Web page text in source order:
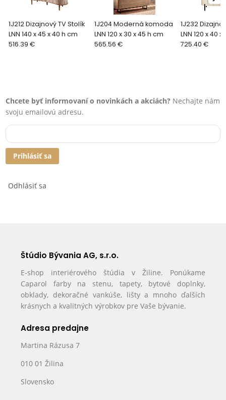
1J212 Dizajnový TV Stolík
LNN 140 x 45 x 40 h cm
516.39 €
1J204 Moderná komoda
LNN 120 x 30 x 45 h cm
565.56 €
1J232
LNN 120 x 40
725.40 €
Chcete byť informovaní o novinkách a akciách? Nechajte nám
svoju emailovú adresu.
Prihlásiť sa
Odhlásiť sa
Štúdio Bývania AG, s.r.o.
E-shop interiérového štúdia v Žiline. Ponúkame
Caparol farby na stenu, tapety, bytové doplnky,
obklady, dekoračné vankúše, lišty a mnoho ďalších
krásnych a kvalitných výrobkov pre Vaše bývanie.
Adresa predajne
Martina Rázusa 7
010 01 Žilina
Slovensko